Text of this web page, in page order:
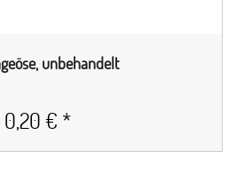
unbehandelt
0,20 € *